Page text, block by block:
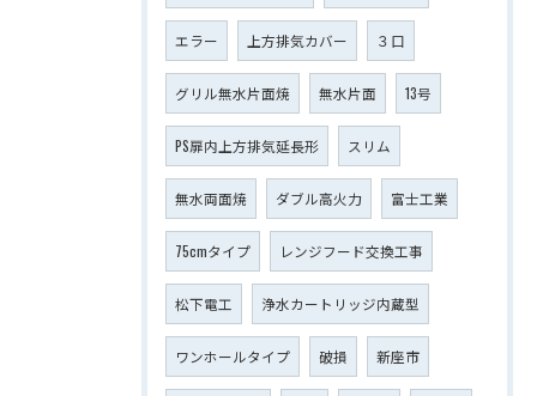
エラー 上方排気カバー ３口
グリル無水片面焼 無水片面 13号
PS扉内上方排気延長形 スリム
無水両面焼 ダブル高火力 富士工業
75cmタイプ レンジフード交換工事
松下電工 浄水カートリッジ内蔵型
ワンホールタイプ 破損 新座市